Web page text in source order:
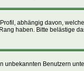
abhängig davon,
haben. Bitte belästige
unbekannten Benutzern